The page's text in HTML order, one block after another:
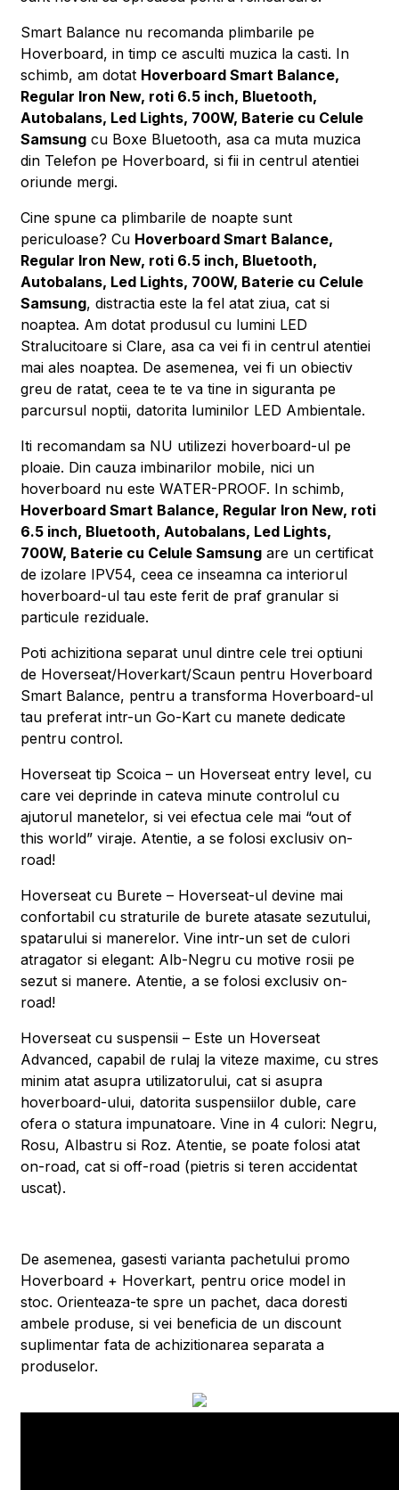
Smart Balance nu recomanda plimbarile pe
Hoverboard, in timp ce asculti muzica la casti. In
schimb, am dotat Hoverboard Smart Balance,
Regular Iron New, roti 6.5 inch, Bluetooth,
Autobalans, Led Lights, 700W, Baterie cu Celule
Samsung cu Boxe Bluetooth, asa ca muta muzica
din Telefon pe Hoverboard, si fii in centrul atentiei
oriunde mergi.
Cine spune ca plimbarile de noapte sunt
periculoase? Cu Hoverboard Smart Balance,
Regular Iron New, roti 6.5 inch, Bluetooth,
Autobalans, Led Lights, 700W, Baterie cu Celule
Samsung, distractia este la fel atat ziua, cat si
noaptea. Am dotat produsul cu lumini LED
Stralucitoare si Clare, asa ca vei fi in centrul atentiei
mai ales noaptea. De asemenea, vei fi un obiectiv
greu de ratat, ceea te te va tine in siguranta pe
parcursul noptii, datorita luminilor LED Ambientale.
Iti recomandam sa NU utilizezi hoverboard-ul pe
ploaie. Din cauza imbinarilor mobile, nici un
hoverboard nu este WATER-PROOF. In schimb,
Hoverboard Smart Balance, Regular Iron New, roti
6.5 inch, Bluetooth, Autobalans, Led Lights,
700W, Baterie cu Celule Samsung are un certificat
de izolare IPV54, ceea ce inseamna ca interiorul
hoverboard-ul tau este ferit de praf granular si
particule reziduale.
Poti achizitiona separat unul dintre cele trei optiuni
de Hoverseat/Hoverkart/Scaun pentru Hoverboard
Smart Balance, pentru a transforma Hoverboard-ul
tau preferat intr-un Go-Kart cu manete dedicate
pentru control.
Hoverseat tip Scoica – un Hoverseat entry level, cu
care vei deprinde in cateva minute controlul cu
ajutorul manetelor, si vei efectua cele mai “out of
this world” viraje. Atentie, a se folosi exclusiv on-
road!
Hoverseat cu Burete – Hoverseat-ul devine mai
confortabil cu straturile de burete atasate sezutului,
spatarului si manerelor. Vine intr-un set de culori
atragator si elegant: Alb-Negru cu motive rosii pe
sezut si manere. Atentie, a se folosi exclusiv on-
road!
Hoverseat cu suspensii – Este un Hoverseat
Advanced, capabil de rulaj la viteze maxime, cu stres
minim atat asupra utilizatorului, cat si asupra
hoverboard-ului, datorita suspensiilor duble, care
ofera o statura impunatoare. Vine in 4 culori: Negru,
Rosu, Albastru si Roz. Atentie, se poate folosi atat
on-road, cat si off-road (pietris si teren accidentat
uscat).
De asemenea, gasesti varianta pachetului promo
Hoverboard + Hoverkart, pentru orice model in
stoc. Orienteaza-te spre un pachet, daca doresti
ambele produse, si vei beneficia de un discount
suplimentar fata de achizitionarea separata a
produselor.